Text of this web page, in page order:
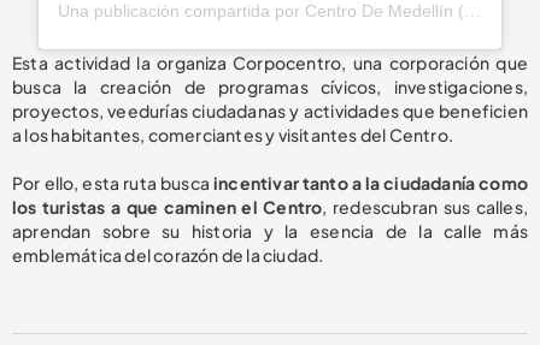
Una publicación compartida por Centro De Medellín (@centro_de_medellin)
Esta actividad la organiza Corpocentro, una corporación que
busca la
creación de programas cívicos, investigaciones,
proyectos, veedurías ciudadanas y actividades que beneficien
a los habitantes, comerciantes y visitantes del Centro.
Por ello, esta ruta busca incentivar tanto a la ciudadanía como
los turistas a que caminen el Centro, redescubran sus calles,
aprendan sobre su historia y la esencia de la calle más
emblemática del corazón de la ciudad.